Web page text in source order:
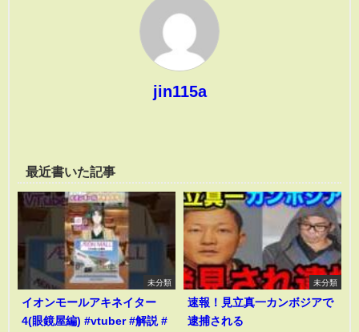
jin115a
最近書いた記事
未分類
イオンモールアキネイター
4(眼鏡屋編) #vtuber #解説 #
未分類
速報！見立真一カンボジアで
逮捕される